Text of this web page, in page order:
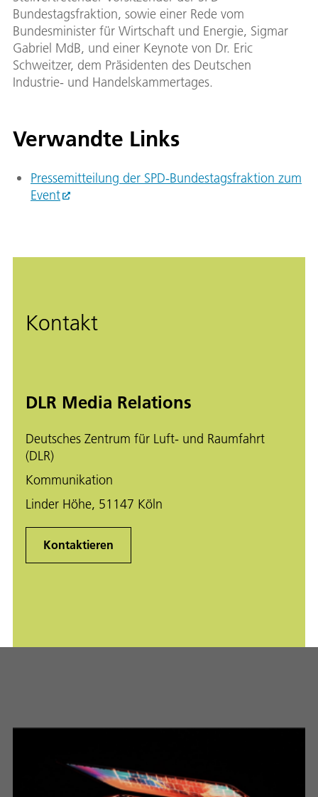
Bundestagsfraktion, sowie einer Rede vom
Bundesminister für Wirtschaft und Energie, Sigmar
Gabriel MdB, und einer Keynote von Dr. Eric
Schweitzer, dem Präsidenten des Deutschen
Industrie- und Handelskammertages.
Verwandte Links
Pressemitteilung der SPD-Bundestagsfraktion zum
Event
Kontakt
DLR Media Relations
Deutsches Zentrum für Luft- und Raumfahrt
(DLR)
Kommunikation
Linder Höhe, 51147 Köln
Kontaktieren